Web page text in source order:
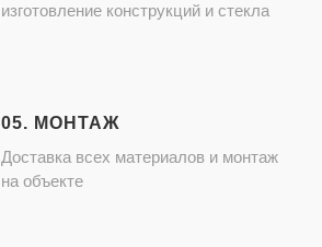
изготовление конструкций и стекла
05. МОНТАЖ
Доставка всех материалов и монтаж
на объекте